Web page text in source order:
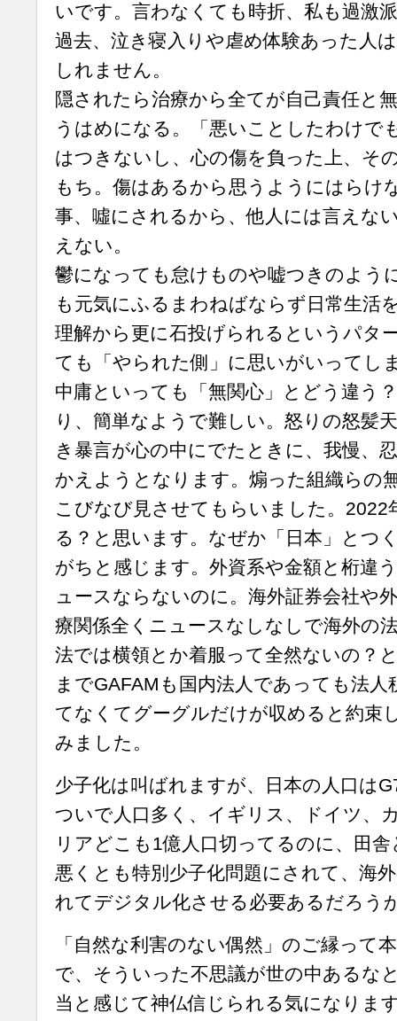
いです。言わなくても時折、私も過激
過去、泣き寝入りや虐め体験あった人
しれません。
隠されたら治療から全てが自己責任と
うはめになる。「悪いことしたわけで
はつきないし、心の傷を負った上、そ
もち。傷はあるから思うようにはらけ
事、噓にされるから、他人には言えな
えない。
鬱になっても怠けものや嘘つきのよう
も元気にふるまわねばならず日常生活
理解から更に石投げられるというパタ
ても「やられた側」に思いがいってし
中庸といっても「無関心」とどう違う
り、簡単なようで難しい。怒りの怒髪
き暴言が心の中にでたときに、我慢、
かえようとなります。煽った組織らの
こびなび見させてもらいました。2022
る？と思います。なぜか「日本」とつ
がちと感じます。外資系や金額と桁違
ュースならないのに。海外証券会社や
療関係全くニュースなしなしで海外の
法では横領とか着服って全然ないの？
までGAFAMも国内法人であっても法人
てなくてグーグルだけが収めると約束
みました。
少子化は叫ばれますが、日本の人口は
ついで人口多く、イギリス、ドイツ、
リアどこも1億人口切ってるのに、田
悪くとも特別少子化問題にされて、海
れてデジタル化させる必要あるだろう
「自然な利害のない偶然」のご縁って
で、そういった不思議が世の中あるな
当と感じて神仏信じられる気になりま